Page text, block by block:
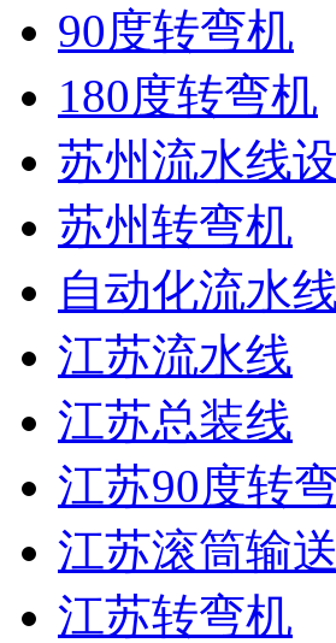
90度转弯机
180度转弯机
苏州流水线
苏州转弯机
自动化流水
江苏流水线
江苏总装线
江苏90度转
江苏滚筒输
江苏转弯机